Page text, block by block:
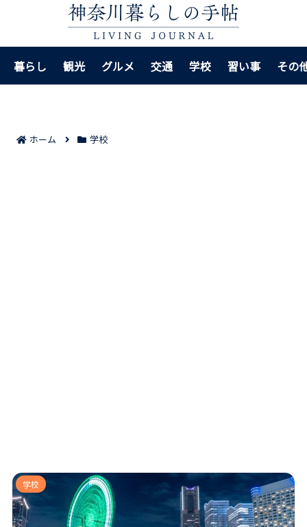
暮らし 観光 グルメ 交通 学校 習い事 その
ホーム 学校
神奈川の志願変更で押さえる判断基準7つ｜倍率だけで
動かず出願後の動きまで整理！
学校